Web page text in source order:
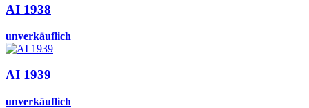
AI 1938
unverkäuflich
AI 1939
unverkäuflich